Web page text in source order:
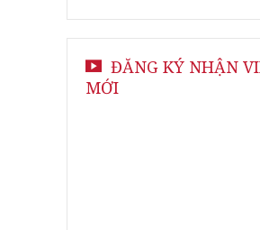
ĐĂNG KÝ NHẬN
MỚI